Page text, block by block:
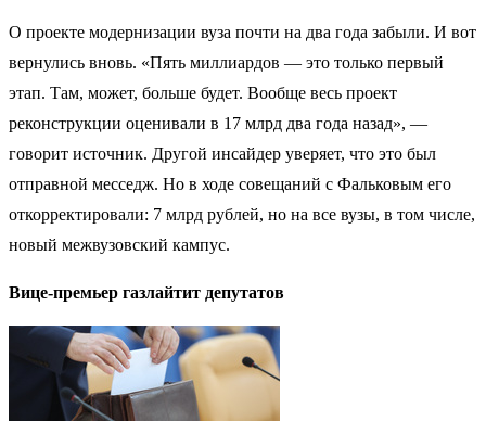
О проекте модернизации вуза почти на два года забыли. И вот
вернулись вновь. «Пять миллиардов — это только первый
этап. Там, может, больше будет. Вообще весь проект
реконструкции оценивали в 17 млрд два года назад», —
говорит источник. Другой инсайдер уверяет, что это был
отправной месседж. Но в ходе совещаний с Фальковым его
откорректировали: 7 млрд рублей, но на все вузы, в том числе,
новый межвузовский кампус.
Вице-премьер газлайтит депутатов